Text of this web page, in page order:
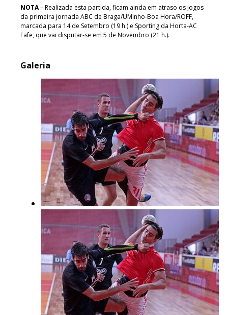
NOTA– Realizada esta partida, ficam ainda em atraso os jogos
da primeira jornada ABC de Braga/UMinho-Boa Hora/ROFF,
marcada para 14 de Setembro (19 h.) e Sporting da Horta-AC
Fafe, que vai disputar-se em 5 de Novembro (21 h.).
Galeria